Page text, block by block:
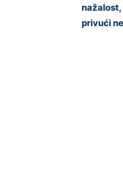
nažalost,
privući